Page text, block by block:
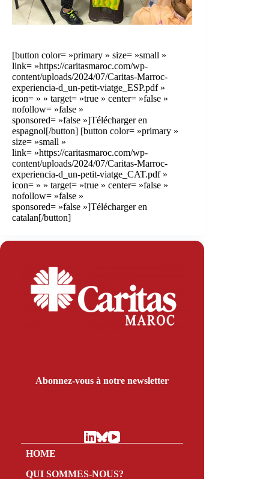
[button color= »primary » size= »small »
link= »https://caritasmaroc.com/wp-
content/uploads/2024/07/Caritas-Marroc-
experiencia-d_un-petit-viatge_ESP.pdf »
icon= » » target= »true » center= »false »
nofollow= »false »
sponsored= »false »]Télécharger en
espagnol[/button] [button color= »primary »
size= »small »
link= »https://caritasmaroc.com/wp-
content/uploads/2024/07/Caritas-Marroc-
experiencia-d_un-petit-viatge_CAT.pdf »
icon= » » target= »true » center= »false »
nofollow= »false »
sponsored= »false »]Télécharger en
catalan[/button]
Abonnez-vous à notre newsletter
HOME
QUI SOMMES-NOUS?